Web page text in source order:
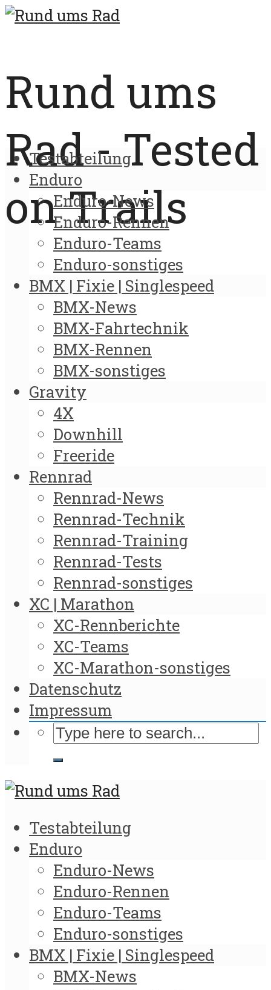
Rund ums
Rad - Tested
on Trails
Testabteilung
Enduro
Enduro-News
Enduro-Rennen
Enduro-Teams
Enduro-sonstiges
BMX | Fixie | Singlespeed
BMX-News
BMX-Fahrtechnik
BMX-Rennen
BMX-sonstiges
Gravity
4X
Downhill
Freeride
Rennrad
Rennrad-News
Rennrad-Technik
Rennrad-Training
Rennrad-Tests
Rennrad-sonstiges
XC | Marathon
XC-Rennberichte
XC-Teams
XC-Marathon-sonstiges
Datenschutz
Impressum
Testabteilung
Enduro
Enduro-News
Enduro-Rennen
Enduro-Teams
Enduro-sonstiges
BMX | Fixie | Singlespeed
BMX-News